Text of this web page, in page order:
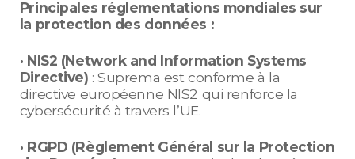
Principales réglementations mondiales sur
la protection des données :
· NIS2 (Network and Information Systems
Directive) : Suprema est conforme à la
directive européenne NIS2 qui renforce la
cybersécurité à travers l’UE.
· RGPD (Règlement Général sur la Protection